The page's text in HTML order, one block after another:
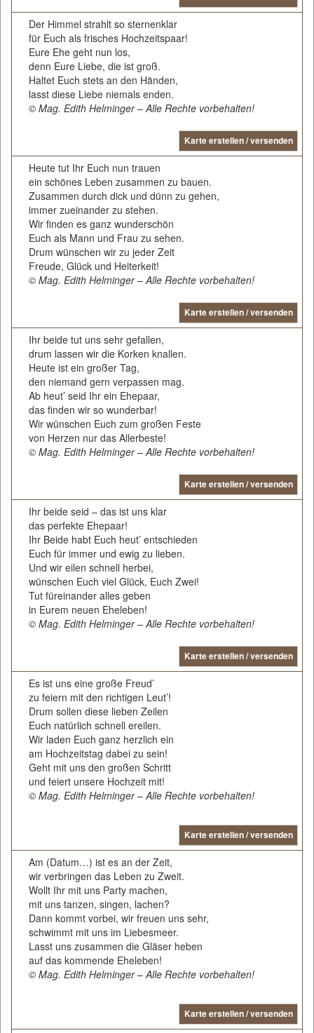
Der Himmel strahlt so sternenklar
für Euch als frisches Hochzeitspaar!
Eure Ehe geht nun los,
denn Eure Liebe, die ist groß.
Haltet Euch stets an den Händen,
lasst diese Liebe niemals enden.
© Mag. Edith Helminger – Alle Rechte vorbehalten!
Karte erstellen / versenden
Heute tut Ihr Euch nun trauen
ein schönes Leben zusammen zu bauen.
Zusammen durch dick und dünn zu gehen,
immer zueinander zu stehen.
Wir finden es ganz wunderschön
Euch als Mann und Frau zu sehen.
Drum wünschen wir zu jeder Zeit
Freude, Glück und Heiterkeit!
© Mag. Edith Helminger – Alle Rechte vorbehalten!
Karte erstellen / versenden
Ihr beide tut uns sehr gefallen,
drum lassen wir die Korken knallen.
Heute ist ein großer Tag,
den niemand gern verpassen mag.
Ab heut’ seid Ihr ein Ehepaar,
das finden wir so wunderbar!
Wir wünschen Euch zum großen Feste
von Herzen nur das Allerbeste!
© Mag. Edith Helminger – Alle Rechte vorbehalten!
Karte erstellen / versenden
Ihr beide seid – das ist uns klar
das perfekte Ehepaar!
Ihr Beide habt Euch heut’ entschieden
Euch für immer und ewig zu lieben.
Und wir eilen schnell herbei,
wünschen Euch viel Glück, Euch Zwei!
Tut füreinander alles geben
in Eurem neuen Eheleben!
© Mag. Edith Helminger – Alle Rechte vorbehalten!
Karte erstellen / versenden
Es ist uns eine große Freud’
zu feiern mit den richtigen Leut’!
Drum sollen diese lieben Zeilen
Euch natürlich schnell ereilen.
Wir laden Euch ganz herzlich ein
am Hochzeitstag dabei zu sein!
Geht mit uns den großen Schritt
und feiert unsere Hochzeit mit!
© Mag. Edith Helminger – Alle Rechte vorbehalten!
Karte erstellen / versenden
Am (Datum…) ist es an der Zeit,
wir verbringen das Leben zu Zweit.
Wollt Ihr mit uns Party machen,
mit uns tanzen, singen, lachen?
Dann kommt vorbei, wir freuen uns sehr,
schwimmt mit uns im Liebesmeer.
Lasst uns zusammen die Gläser heben
auf das kommende Eheleben!
© Mag. Edith Helminger – Alle Rechte vorbehalten!
Karte erstellen / versenden